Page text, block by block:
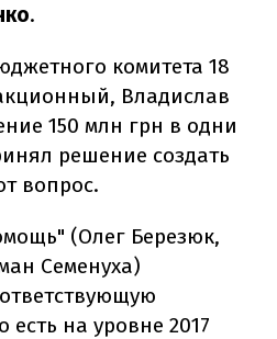
.
комитета 18
Владислав
150 млн грн в одни
решение создать
вопрос.
(Олег Березюк,
Семенуха)
на уровне 2017